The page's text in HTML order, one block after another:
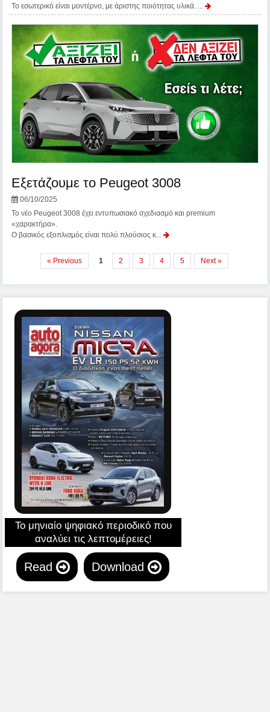
Το εσωτερικό είναι μοντέρνο, με άριστης ποιότητας υλικά. ...
Εξετάζουμε το Peugeot 3008
06/10/2025
Το νέο Peugeot 3008 έχει εντυπωσιακό σχεδιασμό και premium
«χαρακτήρα».
Ο βασικός εξοπλισμός είναι πολύ πλούσιος κ...
« Previous 1 2 3 4 5 Next »
Το μηνιαίο ψηφιακό περιοδικό που
αναλύει τις λεπτομέρειες!
Read Download